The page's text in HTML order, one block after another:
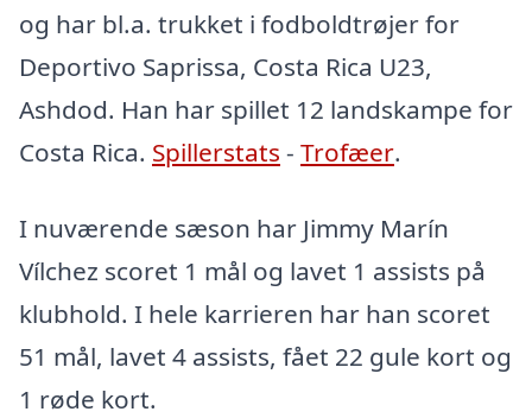
og har bl.a. trukket i fodboldtrøjer for
Deportivo Saprissa, Costa Rica U23,
Ashdod. Han har spillet 12 landskampe for
Costa Rica. Spillerstats - Trofæer.
I nuværende sæson har Jimmy Marín
Vílchez scoret 1 mål og lavet 1 assists på
klubhold. I hele karrieren har han scoret
51 mål, lavet 4 assists, fået 22 gule kort og
1 røde kort.